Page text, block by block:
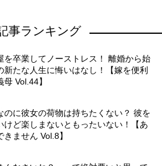
事ランキング
を卒業してノーストレス！ 離婚から始
新たな人生に悔いはなし！【嫁を便利
Vol.44】
のに彼女の荷物は持ちたくない？ 彼を
けど楽しまないともったいない！【あ
ません Vol.8】